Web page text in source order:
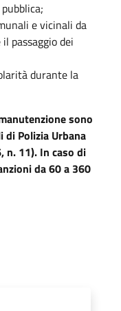
e vicinali da
passaggio dei
durante la
sono
di Polizia Urbana
n. 11). In caso di
da 60 a 360